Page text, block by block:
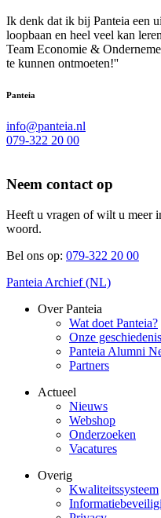
Ik denk dat ik bij Panteia een
loopbaan en heel veel kan
Team Economie &
te kunnen ontmoeten!''
Panteia
info@panteia.nl
079-322 20 00
Neem contact op
Heeft u vragen of wilt u meer
woord.
Bel ons op: 079-322 20 00
Panteia Archief (NL)
Over Panteia
Wat doet Panteia?
Onze geschiedenis
Panteia Alumni
Partners
Actueel
Nieuws
Webshop
Onderzoeken
Vacatures
Overig
Kwaliteitssysteem